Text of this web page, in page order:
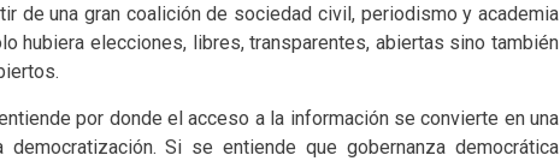
de una gran coalición de sociedad civil, periodismo y academia
hubiera elecciones, libres, transparentes, abiertas sino también
por donde el acceso a la información se convierte en una
democratización. Si se entiende que gobernanza democrática